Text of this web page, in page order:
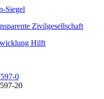
0
20